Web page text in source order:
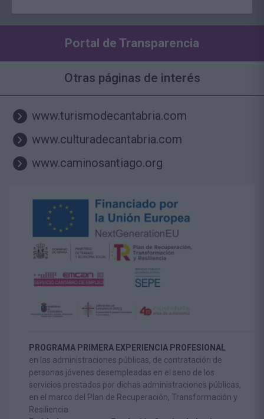
Portal de Transparencia
Otras páginas de interés
www.turismodecantabria.com
www.culturadecantabria.com
www.caminosantiago.org
PROGRAMA PRIMERA EXPERIENCIA PROFESIONAL
en las administraciones públicas, de contratación de
personas jóvenes desempleadas en el seno de los
servicios prestados por dichas administraciones públicas,
en el marco del Plan de Recuperación, Transformación y
Resiliencia